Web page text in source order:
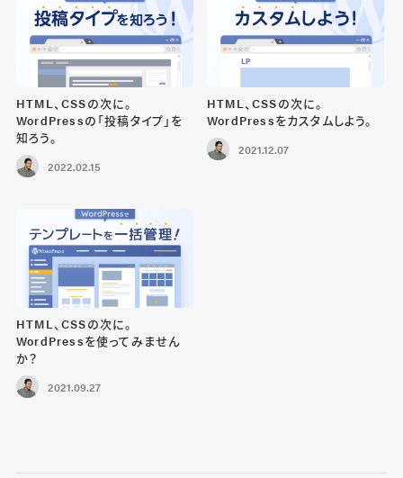
HTML、CSSの次に。
WordPressの「投稿タイプ」を
知ろう。
2022.02.15
HTML、CSSの次に。
WordPressをカスタムしよう。
2021.12.07
HTML、CSSの次に。
WordPressを使ってみません
か？
2021.09.27